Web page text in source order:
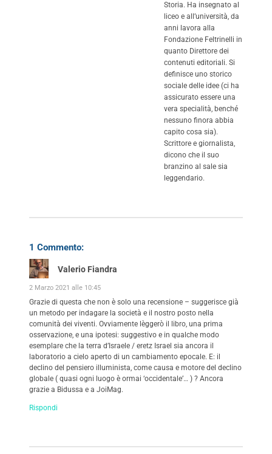
Storia. Ha insegnato al
liceo e all’università, da
anni lavora alla
Fondazione Feltrinelli in
quanto Direttore dei
contenuti editoriali. Si
definisce uno storico
sociale delle idee (ci ha
assicurato essere una
vera specialità, benché
nessuno finora abbia
capito cosa sia).
Scrittore e giornalista,
dicono che il suo
branzino al sale sia
leggendario.
1 Commento:
Valerio Fiandra
2 Marzo 2021 alle 10:45
Grazie di questa che non è solo una recensione – suggerisce già
un metodo per indagare la società e il nostro posto nella
comunità dei viventi. Ovviamente lèggerò il libro, una prima
osservazione, e una ipotesi: suggestivo e in qualche modo
esemplare che la terra d’Israele / eretz Israel sia ancora il
laboratorio a cielo aperto di un cambiamento epocale. E: il
declino del pensiero illuminista, come causa e motore del declino
globale ( quasi ogni luogo è ormai ‘occidentale’… ) ? Ancora
grazie a Bidussa e a JoiMag.
Rispondi